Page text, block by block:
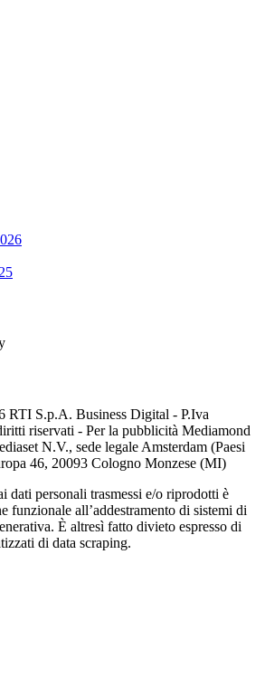
RTI S.p.A. Business Digital - P.Iva
riservati - Per la pubblicità Mediamond
N.V., sede legale Amsterdam (Paesi
46, 20093 Cologno Monzese (MI)
dati personali trasmessi e/o riprodotti è
funzionale all’addestramento di sistemi di
È altresì fatto divieto espresso di
di data scraping.